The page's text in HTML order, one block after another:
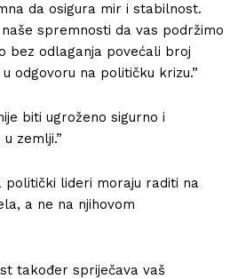
da osigura mir i stabilnost.
spremnosti da vas podržimo
bez odlaganja povećali broj
odgovoru na političku krizu.”
biti ugroženo sigurno i
zemlji.”
politički lideri moraju raditi na
a ne na njihovom
također spriječava vaš